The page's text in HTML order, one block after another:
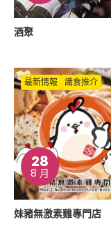
酒聚
28
8 月
最新情報 識食推介
妹豬無激素雞專門店